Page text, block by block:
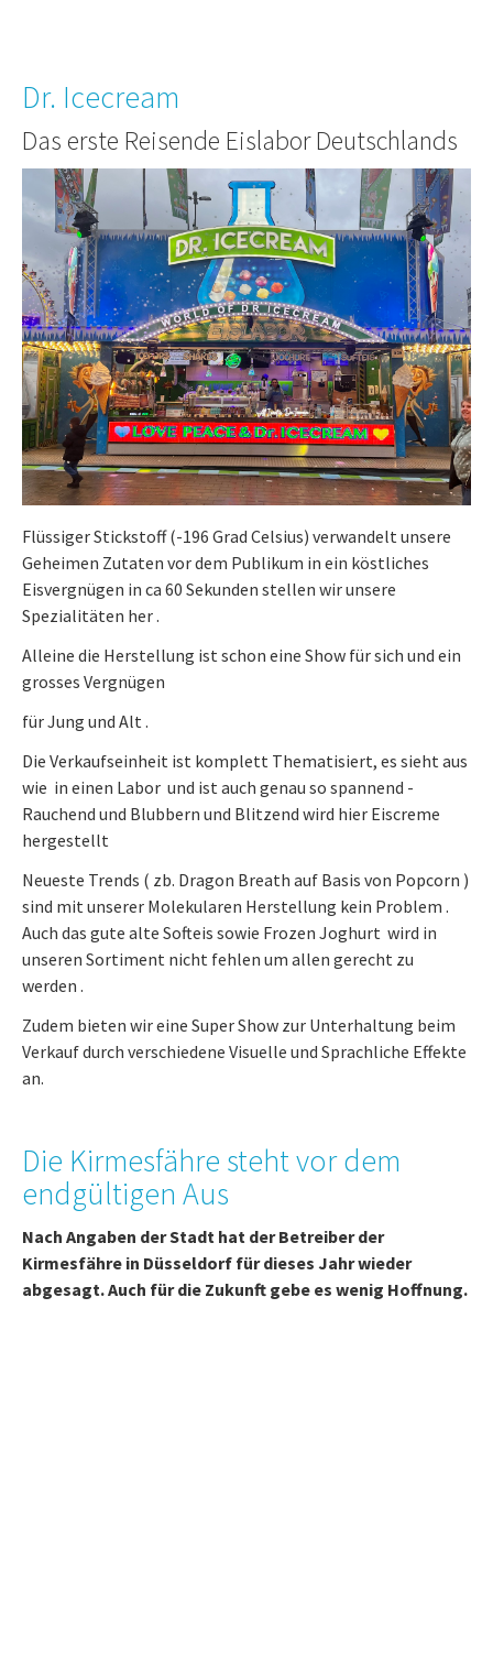
Dr. Icecream
Das erste Reisende Eislabor Deutschlands
Flüssiger Stickstoff (-196 Grad Celsius) verwandelt unsere
Geheimen Zutaten vor dem Publikum in ein köstliches
Eisvergnügen in ca 60 Sekunden stellen wir unsere
Spezialitäten her .
Alleine die Herstellung ist schon eine Show für sich und ein
grosses Vergnügen
für Jung und Alt .
Die Verkaufseinheit ist komplett Thematisiert, es sieht aus
wie in einen Labor und ist auch genau so spannend -
Rauchend und Blubbern und Blitzend wird hier Eiscreme
hergestellt
Neueste Trends ( zb. Dragon Breath auf Basis von Popcorn )
sind mit unserer Molekularen Herstellung kein Problem .
Auch das gute alte Softeis sowie Frozen Joghurt wird in
unseren Sortiment nicht fehlen um allen gerecht zu
werden .
Zudem bieten wir eine Super Show zur Unterhaltung beim
Verkauf durch verschiedene Visuelle und Sprachliche Effekte
an.
Die Kirmesfähre steht vor dem
endgültigen Aus
Nach Angaben der Stadt hat der Betreiber der
Kirmesfähre in Düsseldorf für dieses Jahr wieder
abgesagt. Auch für die Zukunft gebe es wenig Hoffnung.